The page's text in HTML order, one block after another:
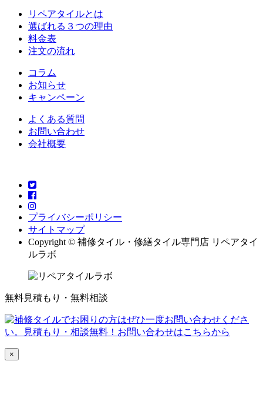
リペアタイルとは
選ばれる３つの理由
料金表
注文の流れ
コラム
お知らせ
キャンペーン
よくある質問
お問い合わせ
会社概要
プライバシーポリシー
サイトマップ
Copyright © 補修タイル・修繕タイル専門店 リペアタイ
ルラボ
無料見積もり・無料相談
×